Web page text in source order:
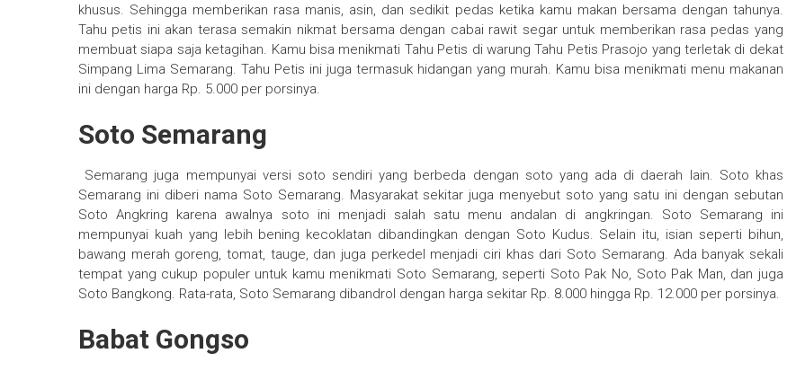
khusus. Sehingga memberikan rasa manis, asin, dan sedikit pedas ketika kamu makan bersama dengan tahunya.
Tahu petis ini akan terasa semakin nikmat bersama dengan cabai rawit segar untuk memberikan rasa pedas yang
membuat siapa saja ketagihan. Kamu bisa menikmati Tahu Petis di warung Tahu Petis Prasojo yang terletak di dekat
Simpang Lima Semarang. Tahu Petis ini juga termasuk hidangan yang murah. Kamu bisa menikmati menu makanan
ini dengan harga Rp. 5.000 per porsinya.
Soto Semarang
Semarang juga mempunyai versi soto sendiri yang berbeda dengan soto yang ada di daerah lain. Soto khas
Semarang ini diberi nama Soto Semarang. Masyarakat sekitar juga menyebut soto yang satu ini dengan sebutan
Soto Angkring karena awalnya soto ini menjadi salah satu menu andalan di angkringan. Soto Semarang ini
mempunyai kuah yang lebih bening kecoklatan dibandingkan dengan Soto Kudus. Selain itu, isian seperti bihun,
bawang merah goreng, tomat, tauge, dan juga perkedel menjadi ciri khas dari Soto Semarang. Ada banyak sekali
tempat yang cukup populer untuk kamu menikmati Soto Semarang, seperti Soto Pak No, Soto Pak Man, dan juga
Soto Bangkong. Rata-rata, Soto Semarang dibandrol dengan harga sekitar Rp. 8.000 hingga Rp. 12.000 per porsinya.
Babat Gongso